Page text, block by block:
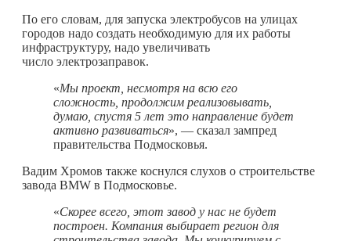
По его словам, для запуска электробусов на улицах
городов надо создать необходимую для их работы
инфраструктуру, надо увеличивать
число электрозаправок.
«Мы проект, несмотря на всю его
сложность, продолжим реализовывать,
думаю, спустя 5 лет это направление будет
активно развиваться», — сказал зампред
правительства Подмосковья.
Вадим Хромов также коснулся слухов о строительстве
завода BMW в Подмосковье.
«Скорее всего, этот завод у нас не будет
построен. Компания выбирает регион для